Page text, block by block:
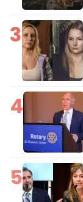
3
4
5